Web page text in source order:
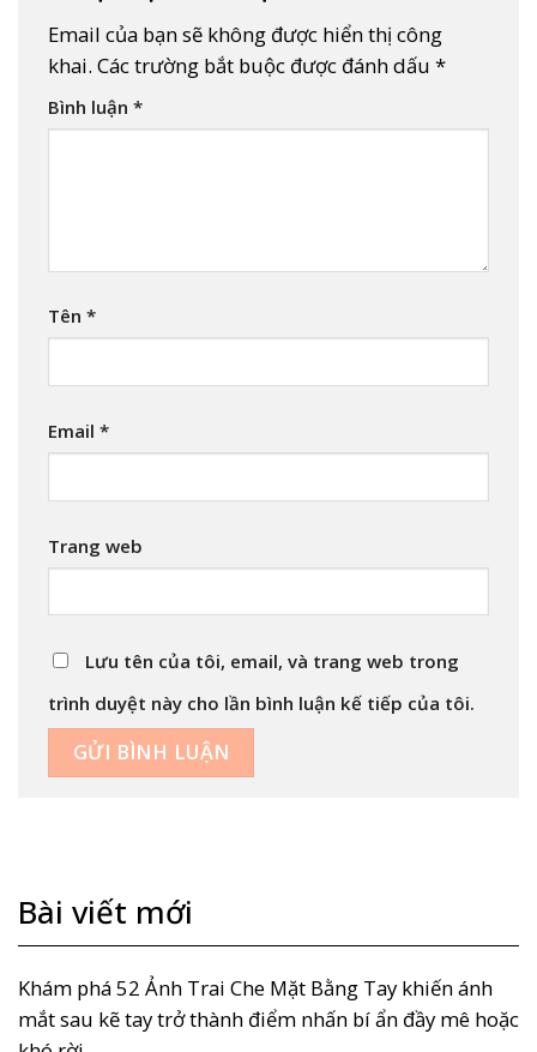
Bài viết mới
Khám phá 52 Ảnh Trai Che Mặt Bằng Tay khiến ánh
mắt sau kẽ tay trở thành điểm nhấn bí ẩn đầy mê hoặc
Email của bạn sẽ không được hiển thị công
khai. Các trường bắt buộc được đánh dấu *
Bình luận *
Tên *
Email *
Trang web
Lưu tên của tôi, email, và trang web trong
trình duyệt này cho lần bình luận kế tiếp của tôi.